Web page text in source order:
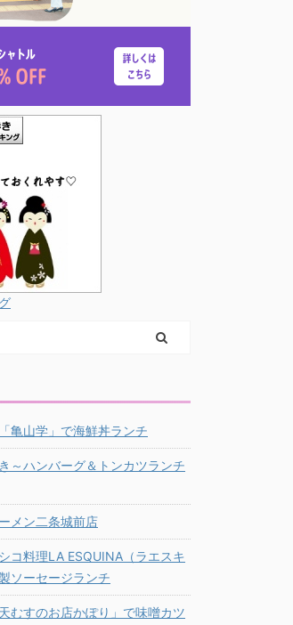
亀山学」で海鮮丼ランチ
～ハンバーグ＆トンカツランチ
メン二条城前店
コ料理LA ESQUINA（ラエスキ
ソーセージランチ
むすのお店かぽり」で味噌カツ